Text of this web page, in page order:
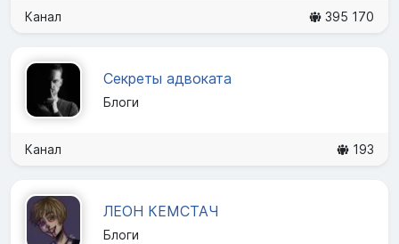
Канал 395 170
Секреты адвоката
Блоги
Канал 193
ЛЕОН КЕМСТАЧ
Блоги